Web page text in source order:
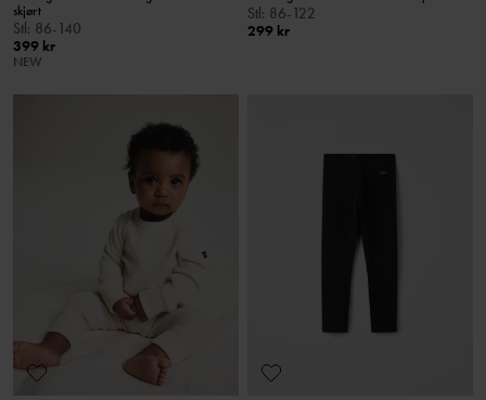
skjørt
Stl : 86-140
399 kr
NEW
Stl : 86-122
299 kr